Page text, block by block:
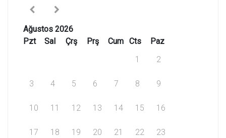
Ağustos 2026
Pzt
Sal Çrş Prş Cum Cts
Paz
1
2
3 4 5 6 7 8 9
10 11 12 13 14 15 16
17 18 19 20 21 22 23